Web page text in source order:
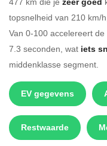
topsnelheid van 210 km/
Van 0-100 accelereert
7.3 seconden, wat iets
middenklasse segment.
EV gegevens
Restwaarde